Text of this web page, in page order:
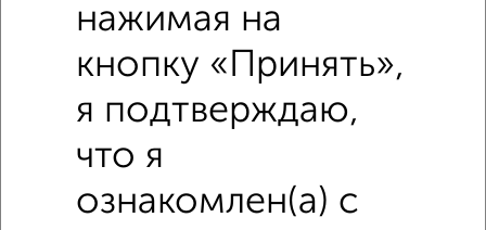
нажимая на
кнопку «Принять»,
я подтверждаю,
что я
ознакомлен(а) с